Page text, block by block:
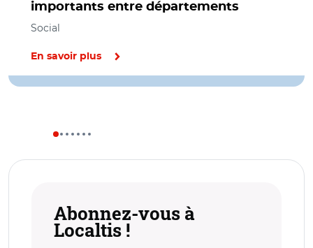
importants entre départements
Social
En savoir plus
Abonnez-vous à
Localtis !